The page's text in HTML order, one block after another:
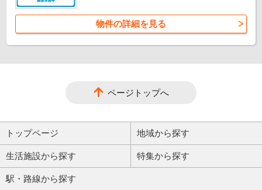
物件の詳細を見る
ページトップへ
トップページ 地域から探す
生活施設から探す 特集から探す
駅・路線から探す